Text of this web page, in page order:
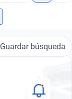
Guardar búsqueda